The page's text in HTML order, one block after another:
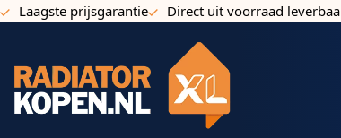
Ga naar de inhoud
Laagste prijsgarantie Direct uit voorraad